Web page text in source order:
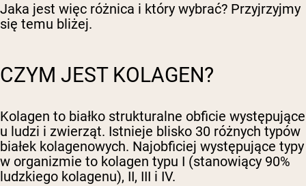
Jaka jest więc różnica i który wybrać? Przyjrzyjmy
się temu bliżej.
CZYM JEST KOLAGEN?
Kolagen to białko strukturalne obficie występujące
u ludzi i zwierząt. Istnieje blisko 30 różnych typów
białek kolagenowych. Najobficiej występujące typy
w organizmie to kolagen typu I (stanowiący 90%
ludzkiego kolagenu), II, III i IV.